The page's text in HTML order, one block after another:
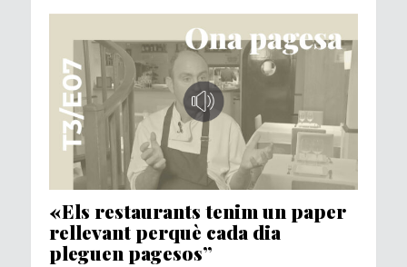
«Els restaurants tenim un paper
rellevant perquè cada dia
pleguen pagesos”